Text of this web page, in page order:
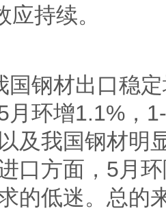
应持续。
钢材出口稳定
月环增1.1%，
及我国钢材明
口方面，5月
的低迷。总的